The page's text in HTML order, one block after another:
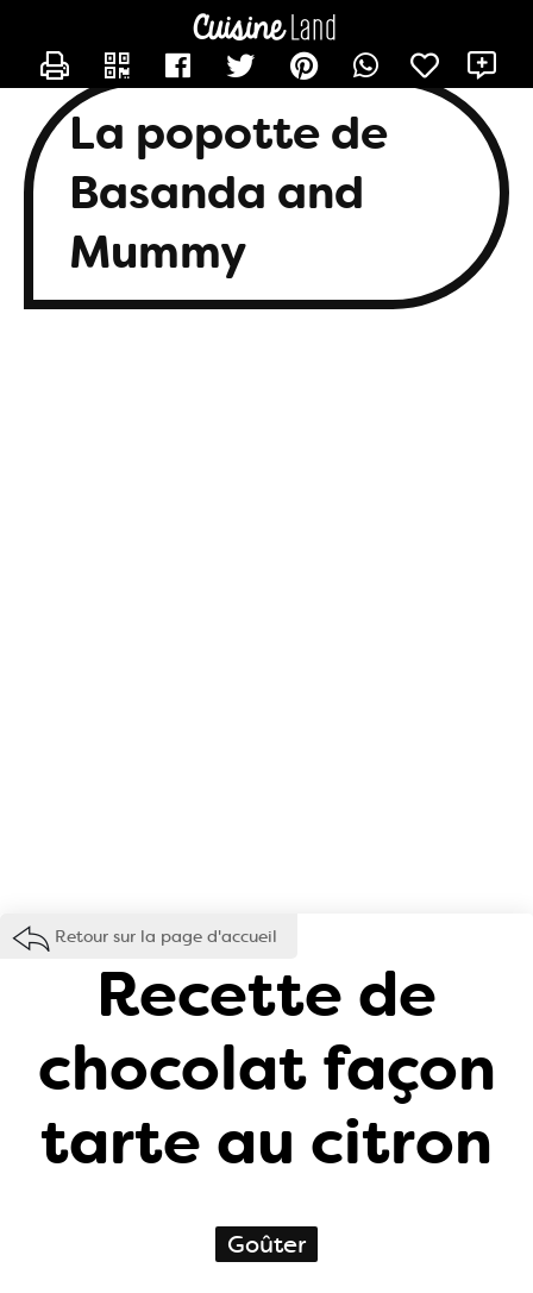
La popotte de
Basanda and
Mummy
Retour sur la page d'accueil
Recette de
chocolat façon
tarte au citron
Goûter
CONTACTER BASANDA